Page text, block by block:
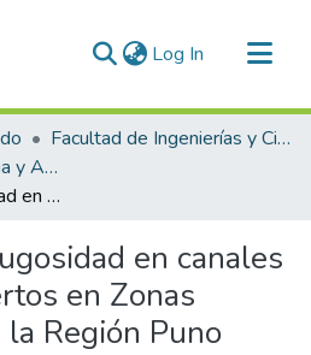
Log In (current)
Facultad de Ingenierías y Ciencias Puras
E.P. Ingeniería Sanitaria y Ambiental
Análisis de la rugosidad en canales de sección abiertos en Zonas Altoandinas de la Región Puno
en canales
en Zonas
Región Puno